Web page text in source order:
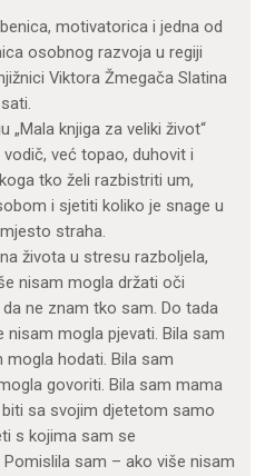
motivatorica i jedna od
osobnog razvoja u regiji
Viktora Žmegača Slatina
„Mala knjiga za veliki život“
već topao, duhovit i
tko želi razbistriti um,
i sjetiti koliko je snage u
straha.
života u stresu razboljela,
nisam mogla držati oči
ne znam tko sam. Do tada
nisam mogla pjevati. Bila sam
mogla hodati. Bila sam
govoriti. Bila sam mama
sa svojim djetetom samo
s kojima sam se
sam – ako više nisam